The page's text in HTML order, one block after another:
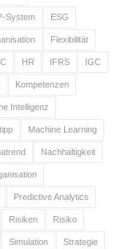
System ESG
Flexibilität
HR IFRS IGC
Kompetenzen
Intelligenz
Machine Learning
Nachhaltigkeit
Predictive Analytics
Risiken Risiko
Simulation Strategie